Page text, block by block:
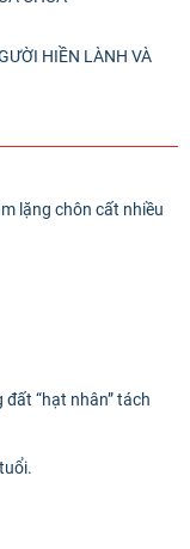
HIỀN LÀNH VÀ
lặng chôn cất nhiều
“hạt nhân” tách